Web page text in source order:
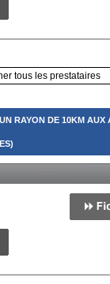
tous les prestataires
RAYON DE 10KM AUX